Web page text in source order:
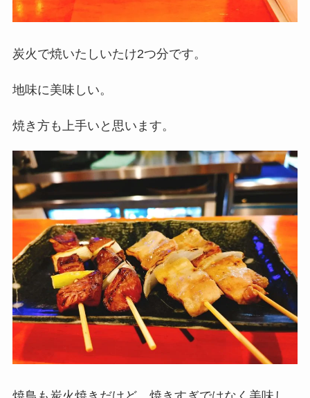
炭火で焼いたしいたけ2つ分です。
地味に美味しい。
焼き方も上手いと思います。